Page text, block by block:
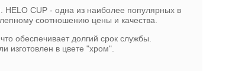
HELO CUP - одна из наиболее популярных в
соотношению цены и качества.
обеспечивает долгий срок службы.
изготовлен в цвете "хром".